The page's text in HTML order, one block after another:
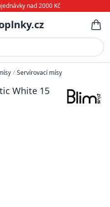
nad 2000 Kč
/ Servírovací mísy
White 15